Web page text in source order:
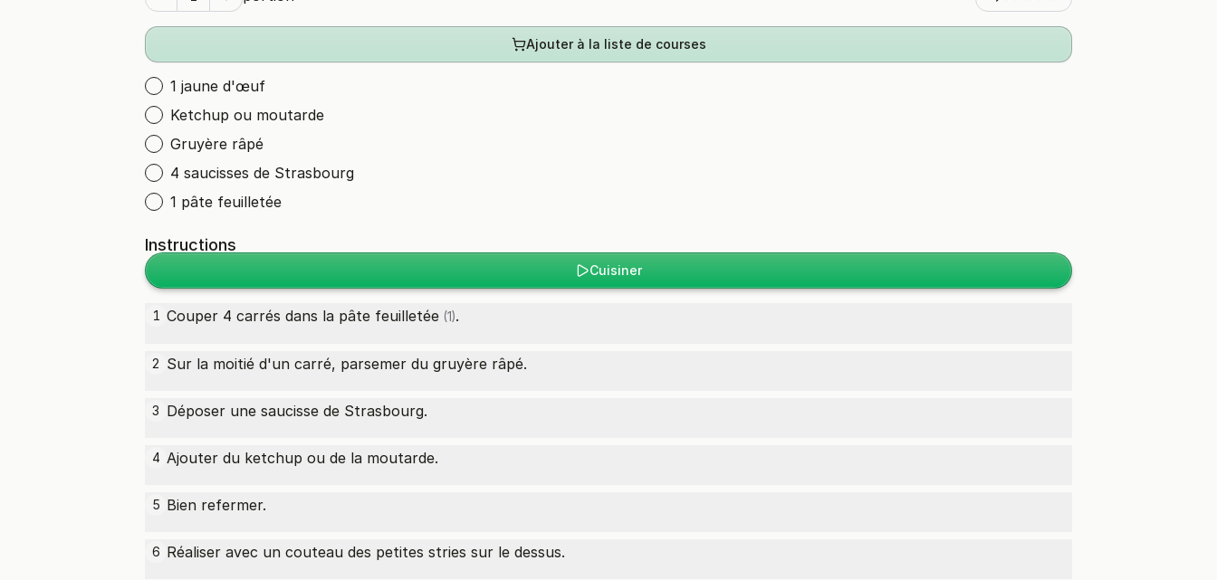
Ajouter à la liste de courses
1 jaune d'œuf
Ketchup ou moutarde
Gruyère râpé
4 saucisses de Strasbourg
1 pâte feuilletée
Instructions
Cuisiner
1 Couper 4 carrés dans la pâte feuilletée (1).
2 Sur la moitié d'un carré, parsemer du gruyère râpé.
3 Déposer une saucisse de Strasbourg.
4 Ajouter du ketchup ou de la moutarde.
5 Bien refermer.
6 Réaliser avec un couteau des petites stries sur le dessus.